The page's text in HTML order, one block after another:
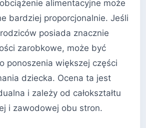
alimentacyjne może
bardziej proporcjonalnie. Jeśli
posiada znacznie
zarobkowe, może być
ponoszenia większej części
dziecka. Ocena ta jest
i zależy od całokształtu
i zawodowej obu stron.